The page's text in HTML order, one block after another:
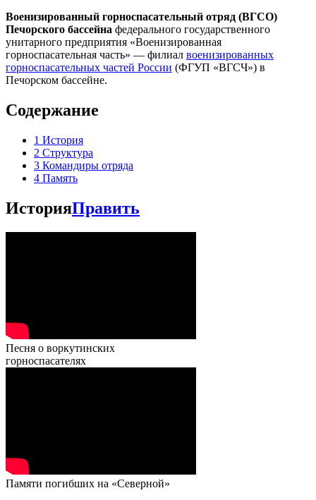
Военизированный горноспасательный отряд (ВГСО)
Печорского бассейна федерального государственного
унитарного предприятия «Военизированная
горноспасательная часть» — филиал военизированных
горноспасательных частей России (ФГУП «ВГСЧ») в
Печорском бассейне.
Содержание
1 История
2 Структура
3 Командиры отряда
4 Память
ИсторияПравить
Песня о воркутинских
горноспасателях
Памяти погибших на «Северной»